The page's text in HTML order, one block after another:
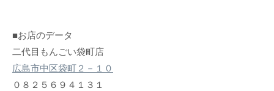
■お店のデータ
二代目もんごい袋町店
広島市中区袋町２－１０
０８２５６９４１３１